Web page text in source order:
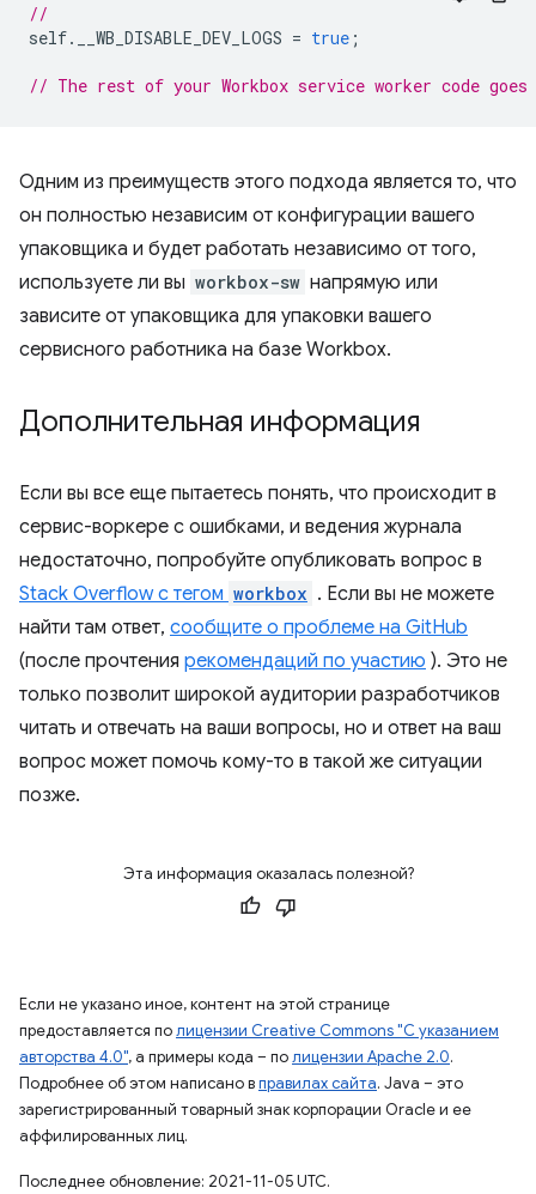
//
self. __WB_DISABLE_DEV_LOGS = true ;
// The rest of your Workbox service worker code goes
Одним из преимуществ этого подхода является то, что
он полностью независим от конфигурации вашего
упаковщика и будет работать независимо от того,
используете ли вы workbox-sw напрямую или
зависите от упаковщика для упаковки вашего
сервисного работника на базе Workbox.
Дополнительная информация
Если вы все еще пытаетесь понять, что происходит в
сервис-воркере с ошибками, и ведения журнала
недостаточно, попробуйте опубликовать вопрос в
Stack Overflow с тегом workbox . Если вы не можете
найти там ответ, сообщите о проблеме на GitHub
(после прочтения рекомендаций по участию ). Это не
только позволит широкой аудитории разработчиков
читать и отвечать на ваши вопросы, но и ответ на ваш
вопрос может помочь кому-то в такой же ситуации
позже.
Эта информация оказалась полезной?
Если не указано иное, контент на этой странице
предоставляется полицензии Creative Commons "С указанием
авторства 4.0", а примеры кода – полицензии Apache 2.0.
Подробнее об этом написано вправилах сайта. Java – это
зарегистрированный товарный знак корпорации Oracle и ее
аффилированных лиц.
Последнее обновление: 2021-11-05 UTC.